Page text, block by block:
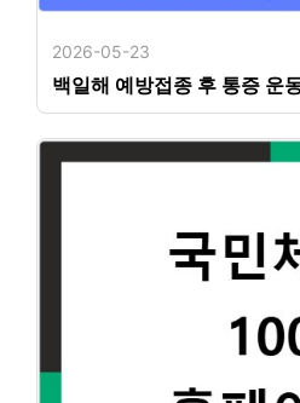
2026-05-23
백일해 예방접종 후 통증 운